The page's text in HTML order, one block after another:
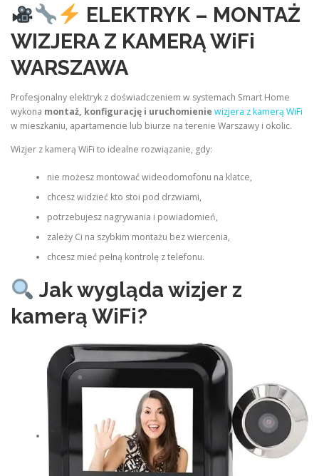
ELEKTRYK – MONTAŻ
WIZJERA Z KAMERĄ WiFi
WARSZAWA
Profesjonalny elektryk z doświadczeniem w systemach Smart Home
wykona montaż, konfigurację i uruchomienie wizjera z kamerą WiFi
w mieszkaniu, apartamencie lub biurze na terenie Warszawy i okolic.
Wizjer z kamerą WiFi to idealne rozwiązanie, gdy:
nie możesz montować wideodomofonu na klatce,
chcesz widzieć kto stoi pod drzwiami,
potrzebujesz nagrywania i powiadomień,
zależy Ci na szybkim montażu bez wiercenia,
chcesz mieć pełną kontrolę z telefonu.
Jak wygląda wizjer z
kamerą WiFi?